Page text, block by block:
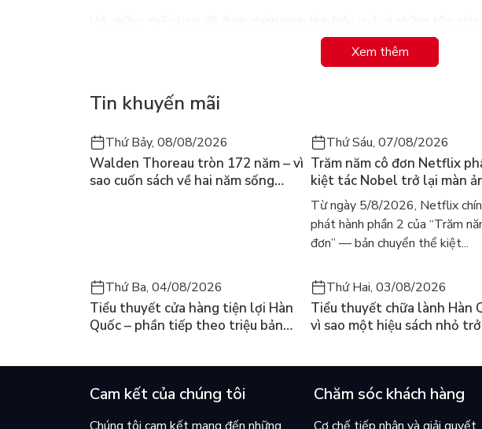
bạn giành chiến thắng trong cuộc chiến bán hàng để trở thành một trong
Xem thêm
Tin khuyến mãi
Thứ Bảy, 08/08/2026
Walden Thoreau tròn 172 năm – vì
sao cuốn sách về hai năm sống
Thứ Sáu, 07/08/2026
Trăm năm cô đơn Netflix
kiệt tác Nobel trở lại màn
dòng người tìm đọc lại
Márquez
Từ ngày 5/8/2026, Netflix
phát hành phần 2 của “Trăm
đơn” — bản chuyển thể kiệt...
Thứ Ba, 04/08/2026
Tiểu thuyết cửa hàng tiện lợi Hàn
Quốc – phần tiếp theo triệu bản
Thứ Hai, 03/08/2026
Tiểu thuyết chữa lành Hàn
vì sao một hiệu sách nhỏ
Cam kết của chúng tôi Chăm sóc khách hàng